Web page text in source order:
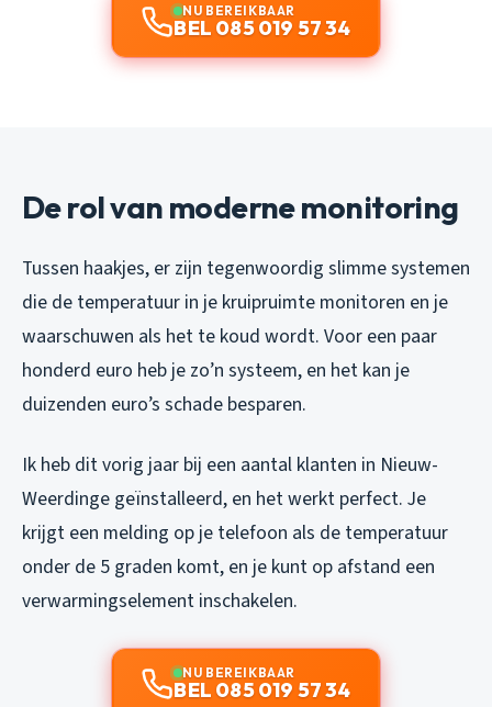
NU BEREIKBAAR
BEL 085 019 57 34
De rol van moderne monitoring
Tussen haakjes, er zijn tegenwoordig slimme systemen
die de temperatuur in je kruipruimte monitoren en je
waarschuwen als het te koud wordt. Voor een paar
honderd euro heb je zo’n systeem, en het kan je
duizenden euro’s schade besparen.
Ik heb dit vorig jaar bij een aantal klanten in Nieuw-
Weerdinge geïnstalleerd, en het werkt perfect. Je
krijgt een melding op je telefoon als de temperatuur
onder de 5 graden komt, en je kunt op afstand een
verwarmingselement inschakelen.
NU BEREIKBAAR
BEL 085 019 57 34